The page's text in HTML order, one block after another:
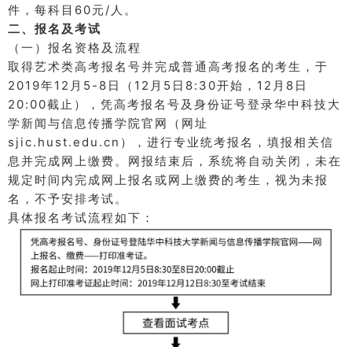
件，每科目60元/人。
二、报名及考试
（一）报名资格及流程
取得艺术类高考报名号并完成普通高考报名的考生，于
2019年12月5-8日（12月5日8:30开始，12月8日
20:00截止），凭高考报名号及身份证号登录华中科技大
学新闻与信息传播学院官网（网址
sjic.hust.edu.cn），进行专业统考报名，填报相关信
息并完成网上缴费。 网报结束后，系统将自动关闭，未在
规定时间内完成网上报名或网上缴费的考生，视为未报
名，不予安排考试。
具体报名考试流程如下：